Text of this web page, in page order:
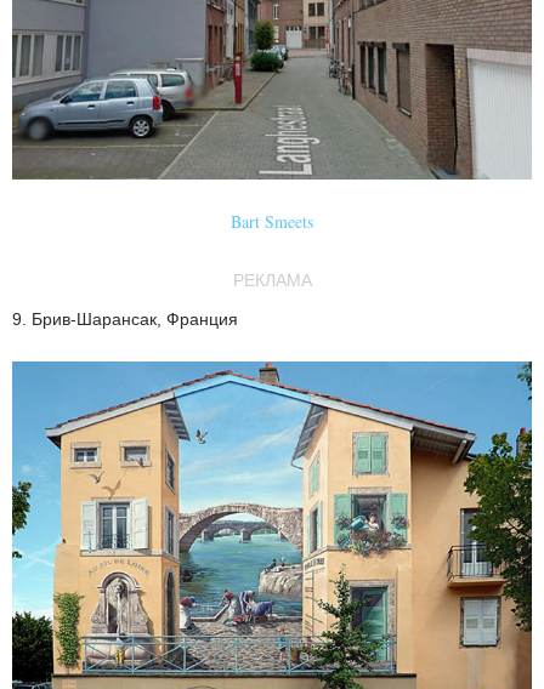
Bart Smeets
РЕКЛАМА
9. Брив-Шарансак, Франция